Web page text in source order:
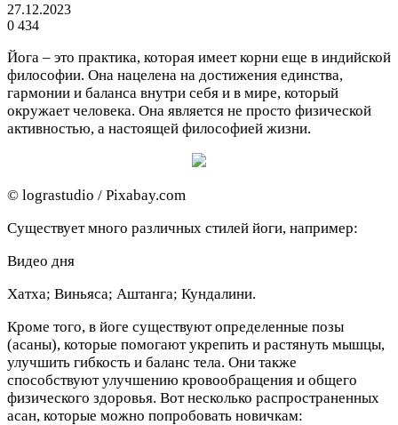
27.12.2023
0 434
Йога – это практика, которая имеет корни еще в индийской
философии. Она нацелена на достижения единства,
гармонии и баланса внутри себя и в мире, который
окружает человека. Она является не просто физической
активностью, а настоящей философией жизни.
© lograstudio / Pixabay.com
Существует много различных стилей йоги, например:
Видео дня
Хатха; Виньяса; Аштанга; Кундалини.
Кроме того, в йоге существуют определенные позы
(асаны), которые помогают укрепить и растянуть мышцы,
улучшить гибкость и баланс тела. Они также
способствуют улучшению кровообращения и общего
физического здоровья. Вот несколько распространенных
асан, которые можно попробовать новичкам: